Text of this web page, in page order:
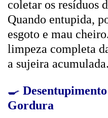
coletar os resíduos
Quando entupida,
esgoto e mau
limpeza completa
a sujeira acumulada.
🍳
Gordura